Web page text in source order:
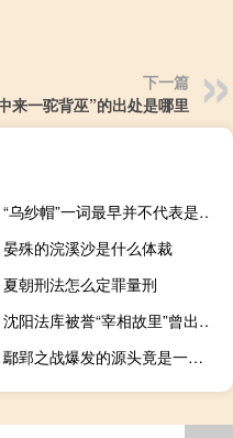
下一篇
来一驼背巫”的出处是哪里
“乌纱帽”一词最早并不代表是官帽
晏殊的浣溪沙是什么体裁
夏朝刑法怎么定罪量刑
沈阳法库被誉“宰相故里”曾出六位辽朝宰相
鄢郢之战爆发的源头竟是一个楚国的平民？